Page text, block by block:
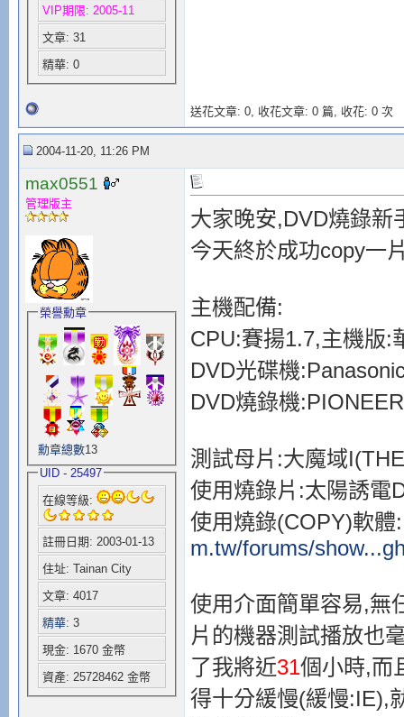
VIP期限: 2005-11
文章: 31
精華: 0
送花文章: 0, 收花文章: 0 篇, 收花: 0 次
2004-11-20, 11:26 PM
max0551
管理版主
榮譽勳章
勳章總數13
UID - 25497
在線等級:
註冊日期: 2003-01-13
住址: Tainan City
文章: 4017
精華: 3
現金: 1670 金幣
資產: 25728462 金幣
大家晚安,DVD燒錄新
今天終於成功copy一
主機配備:
CPU:賽揚1.7,主機版:
DVD光碟機
DVD燒錄機
測試母片:大魔域
使用燒錄片:太陽誘電
使用燒錄(COPY)軟
m.tw/forums/
使用介面簡單容易,無
片的機器測試播放也
了我將近31個小時,而
得十分緩慢(緩慢:IE),